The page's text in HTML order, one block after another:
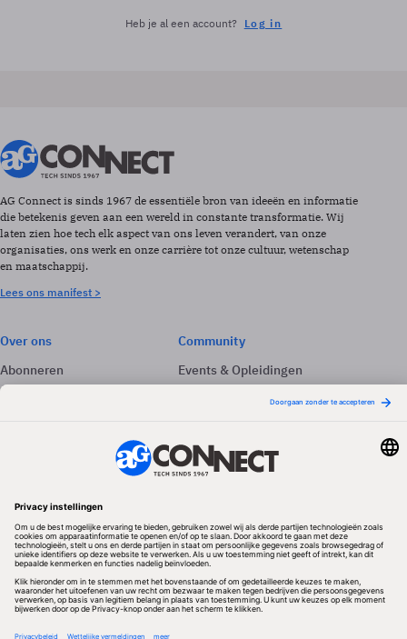
Heb je al een account? Log in
AG Connect is sinds 1967 de essentiële bron van ideeën en informatie
die betekenis geven aan een wereld in constante transformatie. Wij
laten zien hoe tech elk aspect van ons leven verandert, van onze
organisaties, ons werk en onze carrière tot onze cultuur, wetenschap
en maatschappij.
Lees ons manifest >
Over ons
Abonneren
Adverteren
Community
Events & Opleidingen
Nieuwsbrieven
Volg ons
Redactionele partner